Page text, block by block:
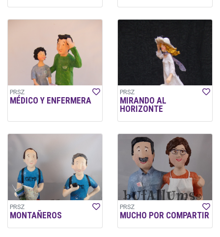
PRSZ
MÉDICO Y ENFERMERA
PRSZ
MIRANDO AL
HORIZONTE
PRSZ
MONTAÑEROS
PRSZ
MUCHO POR COMPARTIR